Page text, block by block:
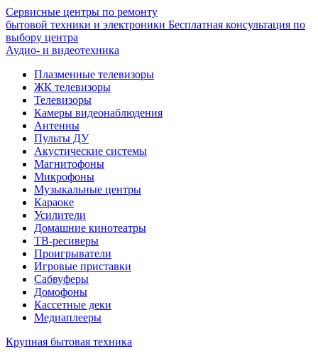
Сервисные центры по ремонту
бытовой техники и электроники Бесплатная консультация по
выбору центра
Аудио- и видеотехника
Плазменные телевизоры
ЖК телевизоры
Телевизоры
Камеры видеонаблюдения
Антенны
Пульты ДУ
Акустические системы
Магнитофоны
Микрофоны
Музыкальные центры
Караоке
Усилители
Домашние кинотеатры
ТВ-ресиверы
Проигрыватели
Игровые приставки
Сабвуферы
Домофоны
Кассетные деки
Медиаплееры
Крупная бытовая техника